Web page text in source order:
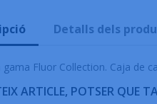
Detalls dels
gama Fluor Collection. Caja de
ARTICLE, POTSER QUE